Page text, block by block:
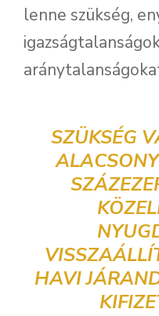
lenne szükség,
SZÜKSÉG
HAVI